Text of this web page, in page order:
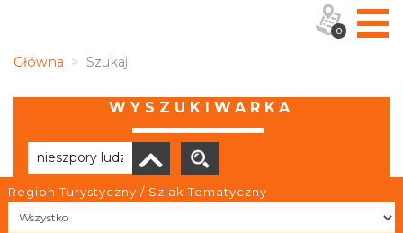
Główna Szukaj
WYSZUKIWARKA
Region Turystyczny / Szlak Tematyczny
0